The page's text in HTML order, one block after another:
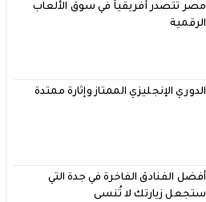
مصر تتصدر أفريقياً في سوق الألعاب
الرقمية
الدوري الإنجليزي الممتاز وإثارة ممتدة
أفضل الفنادق الفاخرة في جدة التي
ستجعل زيارتك لا تُنسى